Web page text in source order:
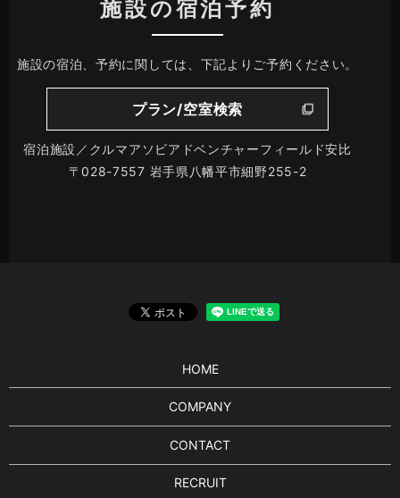
施設の宿泊予約
施設の宿泊、予約に関しては、下記よりご予約ください。
プラン/空室検索
宿泊施設／クルマアソビアドベンチャーフィールド安比
〒028-7557 岩手県八幡平市細野255-2
HOME
COMPANY
CONTACT
RECRUIT